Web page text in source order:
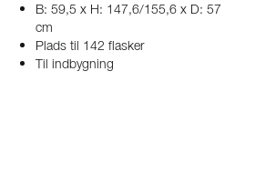
B: 59,5 x H: 147,6/155,6 x D: 57
cm
Plads til 142 flasker
Til indbygning